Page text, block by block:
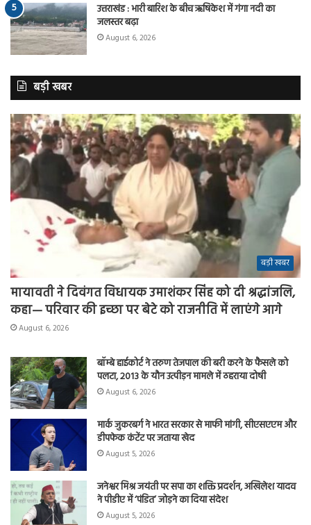
उत्तराखंड : भारी बारिश के बीच ऋषिकेश में गंगा नदी का
जलस्तर बढ़ा
August 6, 2026
बड़ी खबर
बड़ी खबर
मायावती ने दिवंगत विधायक उमाशंकर सिंह को दी श्रद्धांजलि,
कहा— परिवार की इच्छा पर बेटे को राजनीति में लाएंगे आगे
August 6, 2026
बॉम्बे हाईकोर्ट ने तरुण तेजपाल की बरी करने के फैसले को
पलटा, 2013 के यौन उत्पीड़न मामले में ठहराया दोषी
August 6, 2026
मार्क जुकरबर्ग ने भारत सरकार से माफी मांगी, सीएसएएम और
डीपफेक कंटेंट पर जताया खेद
August 5, 2026
जनेश्वर मिश्र जयंती पर सपा का शक्ति प्रदर्शन, अखिलेश यादव
ने पीडीए में ‘पंडित’ जोड़ने का दिया संदेश
August 5, 2026